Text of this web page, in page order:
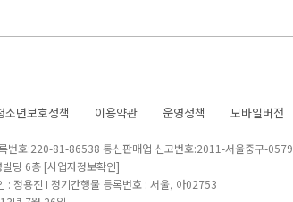
소년보호정책 이용약관 운영정책 모바일버전
번호:220-81-86538 통신판매업 신고번호:2011-서울중구-0579
딩 6층 [사업자정보확인]
: 정용진 I 정기간행물 등록번호 : 서울, 아02753